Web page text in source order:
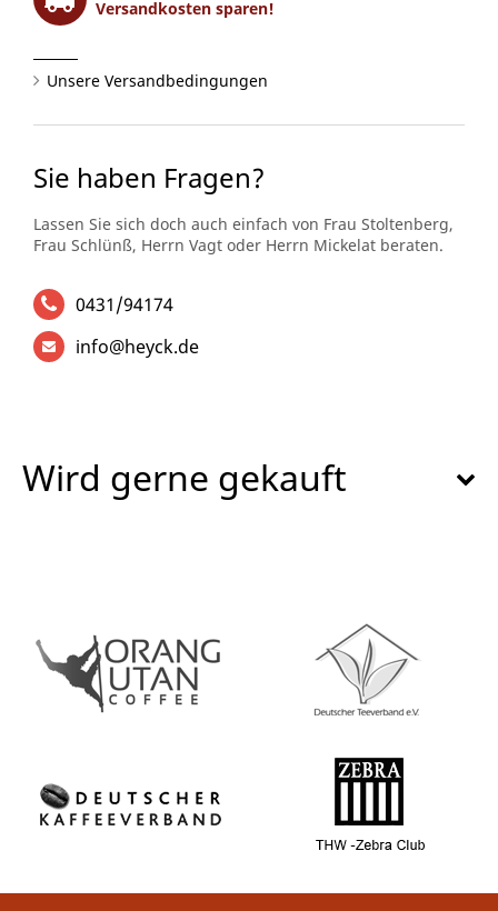
Versandkosten sparen!
Unsere Versandbedingungen
Sie haben Fragen?
Lassen Sie sich doch auch einfach von Frau Stoltenberg,
Frau Schlünß, Herrn Vagt oder Herrn Mickelat beraten.
0431/94174
info@heyck.de
Wird gerne gekauft